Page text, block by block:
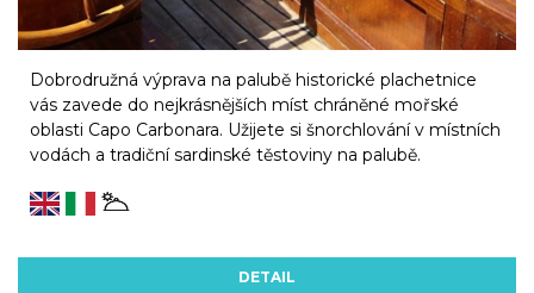
Dobrodružná výprava na palubě historické plachetnice
vás zavede do nejkrásnějších míst chráněné mořské
oblasti Capo Carbonara. Užijete si šnorchlování v místních
vodách a tradiční sardinské těstoviny na palubě.
DETAIL